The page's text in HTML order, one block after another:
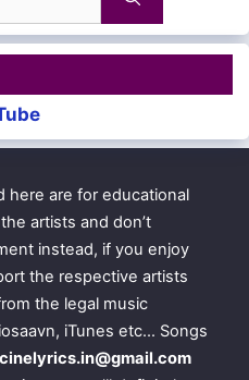
here are for educational
artists and don’t
instead, if you enjoy
the respective artists
the legal music
iTunes etc… Songs
cinelyrics.in@gmail.com